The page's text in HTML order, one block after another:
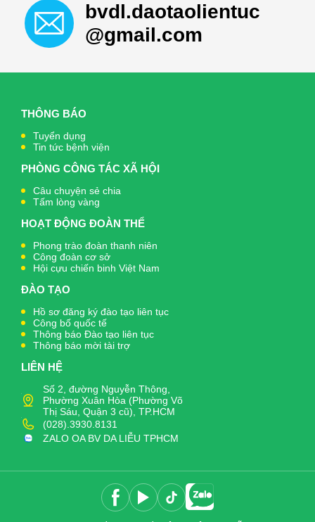
bvdl.daotaolientuc
@gmail.com
THÔNG BÁO
Tuyển dụng
Tin tức bệnh viện
PHÒNG CÔNG TÁC XÃ HỘI
Câu chuyện sẻ chia
Tấm lòng vàng
HOẠT ĐỘNG ĐOÀN THỂ
Phong trào đoàn thanh niên
Công đoàn cơ sở
Hội cựu chiến binh Việt Nam
ĐÀO TẠO
Hồ sơ đăng ký đào tạo liên tục
Công bố quốc tế
Thông báo Đào tạo liên tục
Thông báo mời tài trợ
LIÊN HỆ
Số 2, đường Nguyễn Thông,
Phường Xuân Hòa (Phường Võ
Thị Sáu, Quận 3 cũ), TP.HCM
(028).3930.8131
ZALO OA BV DA LIỄU TPHCM